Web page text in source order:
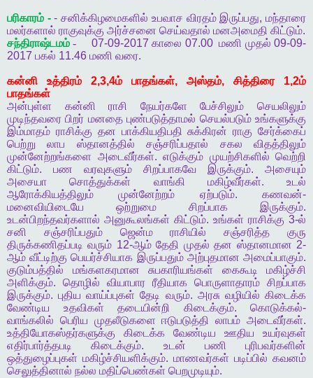
பரிகாரம் --சனிக்கிழமைகளில் உபவாச விரதம் இருப்பது,மந்தாரை
மலர்களால் ராகுவுக்கு அர்ச்சனை செய்வதால் மனஅமைதி கிட்டும்.
சந்திராஷ்டமம் - 07-09-2017காலை 07.00மணி முதல் 09-09-
2017 பகல் 11.46 மணி வரை.
கன்னி உத்திரம் 2,3,4ம் பாதங்கள், அஸ்தம், சித்திரை1,2ம்
பாதங்கள்
அன்புள்ள
கன்னி ராசி நேயர்களே பேச்சிலும்
செயலிலும்
முடிந்தவரை பிறர் மனதை புண்படுத்தாமல் செயல்படும் உங்களுக்கு
இம்மாதம் ராசிக்கு தன பாக்கியதிபதி சுக்கிரன் ராகு சேர்க்கைப்
பெற்று
லாப ஸ்தானத்தில் சஞ்சரிப்பதால் சகல
விதத்திலும்
முன்னேற்றங்களை அடைவீர்கள். எடுக்கும் முயற்சிகளில் வெற்றி
கிட்டும். பண வரவுகளும் சிறப்பாகவே இருக்கும். அசையும்
அசையா
சொத்துக்கள் வாங்கி மகிழ்வீர்கள். உடல்
ஆரோக்கியத்திலும்
முன்னேற்றம் ஏற்படும்.கணவன்-
மனைவியிடையே
ஒற்றுமை சிறப்பாக இருக்கும்.
உடன்பிறந்தவர்களால் அனுகூலங்கள் கிட்டும். உங்கள் ராசிக்கு 3-ல்
சனி
சஞ்சரிப்பதும் ஜென்ம ராசியில் சஞ்சரித்த
குரு
திருக்கணிதப்படி வரும் 12-ஆம் தேதி முதல் தன ஸ்தானமான 2-
ஆம் வீட்டிற்கு பெயர்ச்சியாக இருப்பதும் அற்புதமான அமைப்பாகும்.
குடும்பத்தில்
மங்களகரமான சுபகாரியங்கள் கைகூடி
மகிழ்ச்சி
அளிக்கும். தொழில் வியாபார ரீதியாக பொருளாதாரம் சிறப்பாக
இருக்கும்.புதிய வாய்ப்புகள் தேடி வரும். அரசு வழியில் கிடைக்க
வேண்டிய
உதவிகள் தடையின்றி கிடைக்கும். கொடுக்கல்-
வாங்கலில் பெரிய முதலீடுகளை ஈடுபடுத்தி லாபம் அடைவீர்கள்.
உத்தியோகஸ்தர்களுக்கு
கிடைக்க வேண்டிய ஊதிய
உயர்வுகள்
எதிர்பார்த்தபடி
கிடைக்கும். உடன் பணி
புரிபவர்களின்
ஒத்துழைப்புகள் மகிழ்ச்சியளிக்கும். மாணவர்கள் படிப்பில் கவனம்
செலுத்தினால் நல்ல மதிப்பெண்கள் பெறமுடியும்.